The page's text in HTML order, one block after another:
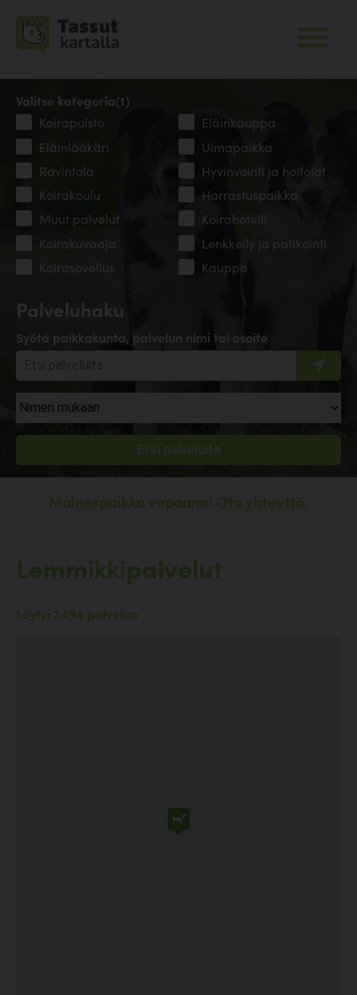
Palveluhaku
Syötä paikkakunta, palvelun nimi tai osoite
Valitse kategoria(t)
Koirapuisto
Eläinkauppa
Eläinlääkäri
Uimapaikka
Ravintola
Hyvinvointi ja hoitolat
Koirakoulu
Harrastuspaikka
Muut palvelut
Koirahotelli
Koirakuvaaja
Lenkkeily ja patikointi
Koirasovellus
Kauppa
Mainospaikka vapaana! Ota yhteyttä.
Lemmikkipalvelut
Löytyi 2494 palvelua